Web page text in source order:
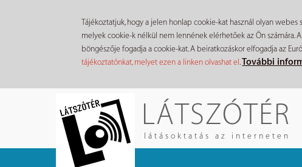
Tájékoztatjuk, hogy a jelen honlap cookie-kat használ olyan webes
melyek cookie-k nélkül nem lennének elérhetőek az Ön számára.
böngészője fogadja a cookie-kat. A beiratkozáskor elfogadja az
tájékoztatónkat, melyet ezen a linken olvashat el.További
LÁTSZÓTÉR
látásoktatás az interneten